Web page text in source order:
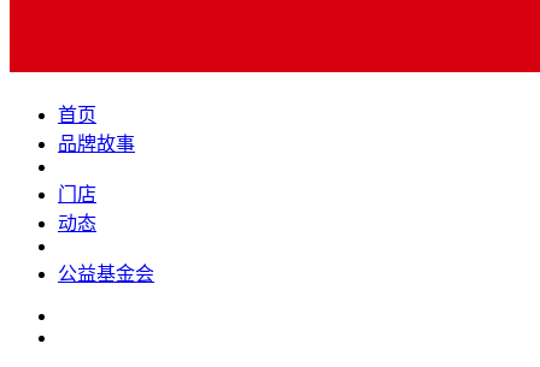
首页
品牌故事
门店
动态
公益基金会